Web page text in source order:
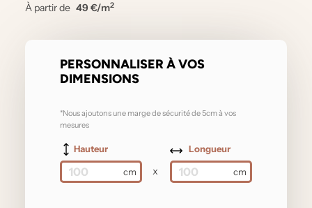
À partir de 49 €/m2
PERSONNALISER À VOS
DIMENSIONS
*Nous ajoutons une marge de sécurité de 5cm à vos
mesures
Hauteur
x
Longueur